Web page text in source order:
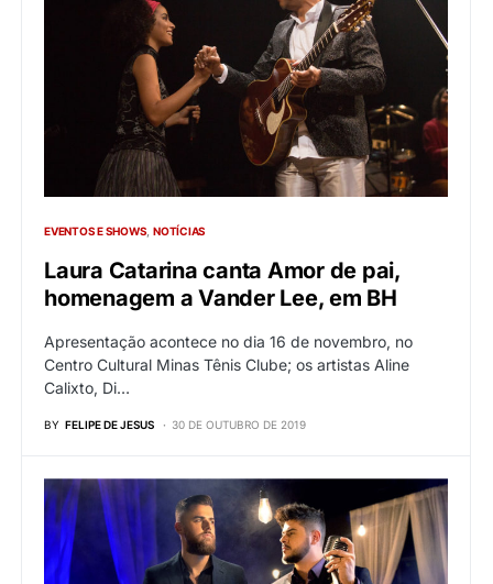
EVENTOS E SHOWS NOTÍCIAS
Laura Catarina canta Amor de pai,
homenagem a Vander Lee, em BH
Apresentação acontece no dia 16 de novembro, no
Centro Cultural Minas Tênis Clube; os artistas Aline
Calixto, Di…
BY FELIPE DE JESUS 30 DE OUTUBRO DE 2019